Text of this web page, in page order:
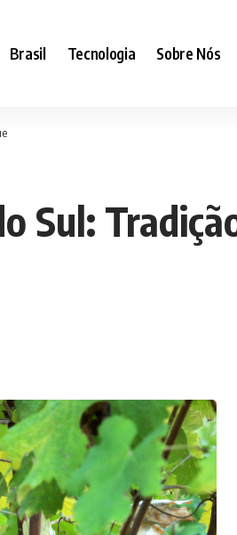
Brasil Tecnologia Sobre Nós
Sul: